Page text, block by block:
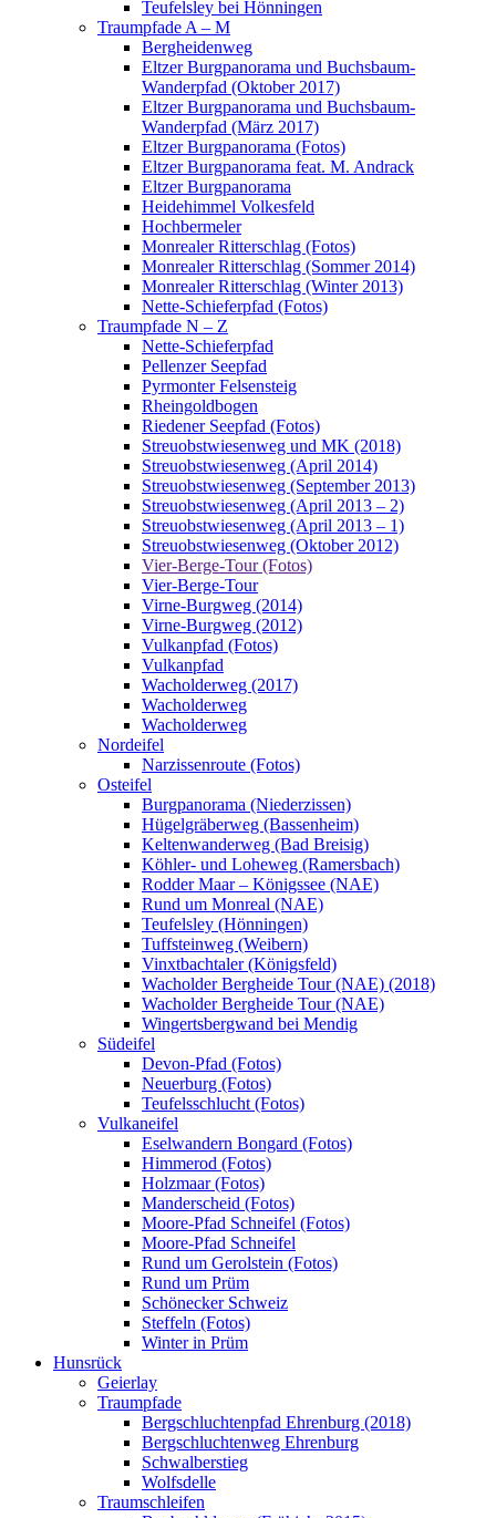
Teufelsley bei Hönningen
Traumpfade A – M
Bergheidenweg
Eltzer Burgpanorama und Buchsbaum-
Wanderpfad (Oktober 2017)
Eltzer Burgpanorama und Buchsbaum-
Wanderpfad (März 2017)
Eltzer Burgpanorama (Fotos)
Eltzer Burgpanorama feat. M. Andrack
Eltzer Burgpanorama
Heidehimmel Volkesfeld
Hochbermeler
Monrealer Ritterschlag (Fotos)
Monrealer Ritterschlag (Sommer 2014)
Monrealer Ritterschlag (Winter 2013)
Nette-Schieferpfad (Fotos)
Traumpfade N – Z
Nette-Schieferpfad
Pellenzer Seepfad
Pyrmonter Felsensteig
Rheingoldbogen
Riedener Seepfad (Fotos)
Streuobstwiesenweg und MK (2018)
Streuobstwiesenweg (April 2014)
Streuobstwiesenweg (September 2013)
Streuobstwiesenweg (April 2013 – 2)
Streuobstwiesenweg (April 2013 – 1)
Streuobstwiesenweg (Oktober 2012)
Vier-Berge-Tour (Fotos)
Vier-Berge-Tour
Virne-Burgweg (2014)
Virne-Burgweg (2012)
Vulkanpfad (Fotos)
Vulkanpfad
Wacholderweg (2017)
Wacholderweg
Wacholderweg
Nordeifel
Narzissenroute (Fotos)
Osteifel
Burgpanorama (Niederzissen)
Hügelgräberweg (Bassenheim)
Keltenwanderweg (Bad Breisig)
Köhler- und Loheweg (Ramersbach)
Rodder Maar – Königssee (NAE)
Rund um Monreal (NAE)
Teufelsley (Hönningen)
Tuffsteinweg (Weibern)
Vinxtbachtaler (Königsfeld)
Wacholder Bergheide Tour (NAE) (2018)
Wacholder Bergheide Tour (NAE)
Wingertsbergwand bei Mendig
Südeifel
Devon-Pfad (Fotos)
Neuerburg (Fotos)
Teufelsschlucht (Fotos)
Vulkaneifel
Eselwandern Bongard (Fotos)
Himmerod (Fotos)
Holzmaar (Fotos)
Manderscheid (Fotos)
Moore-Pfad Schneifel (Fotos)
Moore-Pfad Schneifel
Rund um Gerolstein (Fotos)
Rund um Prüm
Schönecker Schweiz
Steffeln (Fotos)
Winter in Prüm
Hunsrück
Geierlay
Traumpfade
Bergschluchtenpfad Ehrenburg (2018)
Bergschluchtenweg Ehrenburg
Schwalberstieg
Wolfsdelle
Traumschleifen